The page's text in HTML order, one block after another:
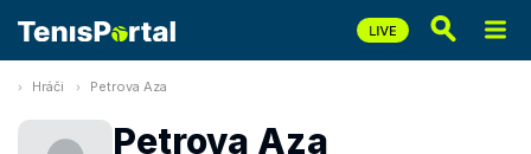
Hráči Petrova Aza
Petrova Aza